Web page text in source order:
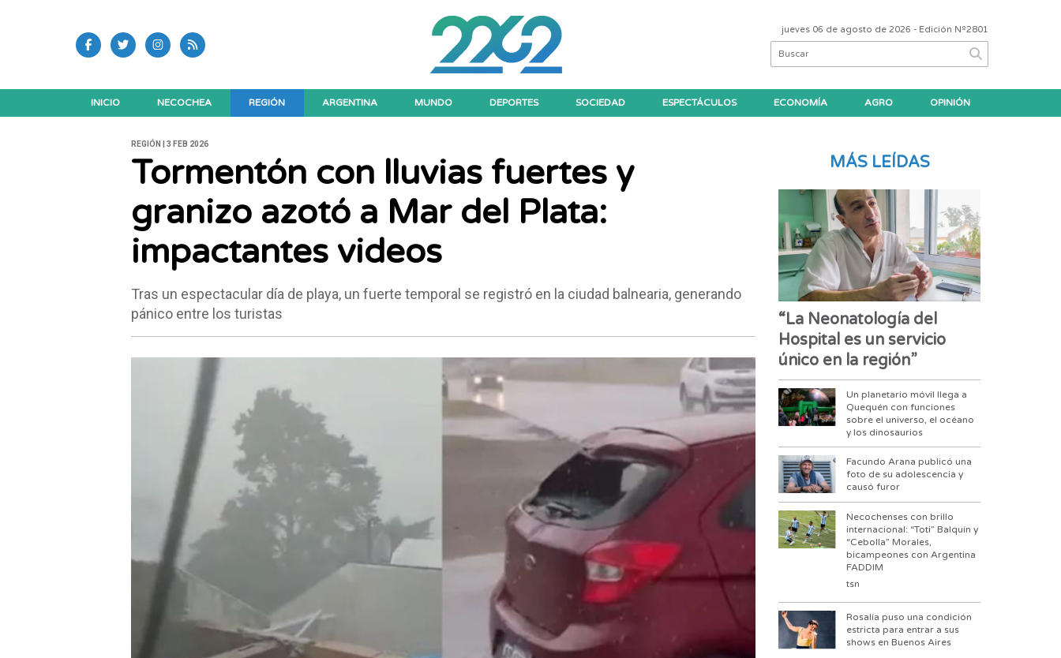
jueves 06 de agosto de 2026 - Edición Nº2801
INICIO NECOCHEA REGIÓN ARGENTINA MUNDO DEPORTES SOCIEDAD ESPECTÁCULOS ECONOMÍA AGRO OPINIÓN
REGIÓN | 3 FEB 2026
Tormentón con lluvias fuertes y
granizo azotó a Mar del Plata:
impactantes videos
Tras un espectacular día de playa, un fuerte temporal se registró en la ciudad balnearia, generando
pánico entre los turistas
MÁS LEÍDAS
“La Neonatología del
Hospital es un servicio
único en la región”
Un planetario móvil llega a
Quequén con funciones
sobre el universo, el océano
y los dinosaurios
Facundo Arana publicó una
foto de su adolescencia y
causó furor
Necochenses con brillo
internacional: “Toti” Balquín y
“Cebolla” Morales,
bicampeones con Argentina
FADDIM
tsn
Rosalía puso una condición
estricta para entrar a sus
shows en Buenos Aires